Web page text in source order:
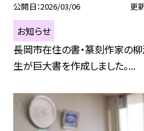
公開日 2026/03/06 更
お知らせ
長岡市在住の書・篆刻作家の
生が巨大書を作成しました。...